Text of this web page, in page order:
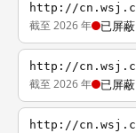
http://
截至 2026 年 已屏蔽
http://
截至 2026 年 已屏蔽
http://